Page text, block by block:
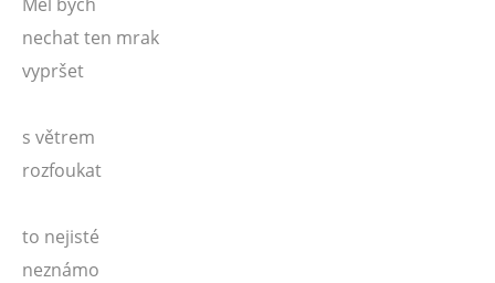
nechat ten mrak
vypršet
s větrem
rozfoukat
to nejisté
neznámo